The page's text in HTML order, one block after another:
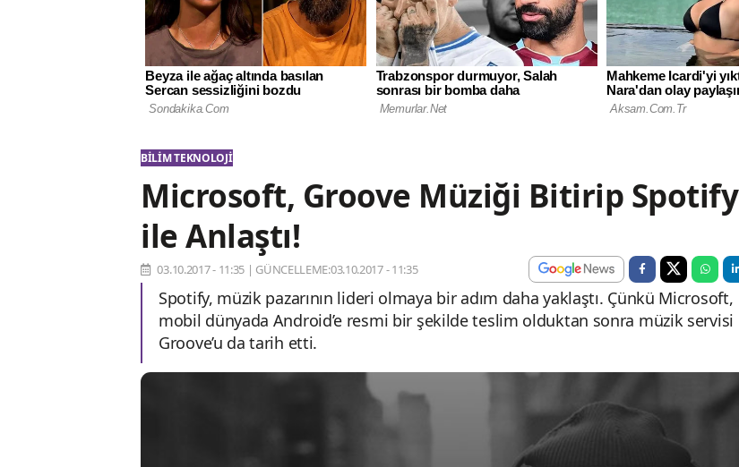
BILIM TEKNOLOJI
Microsoft, Groove Müziği Bitirip Spotify
ile Anlaştı!
03.10.2017 - 11:35 | GÜNCELLEME:03.10.2017 - 11:35
Spotify, müzik pazarının lideri olmaya bir adım daha yaklaştı. Çünkü Microsoft,
mobil dünyada Android’e resmi bir şekilde teslim olduktan sonra müzik servisi
Groove’u da tarih etti.